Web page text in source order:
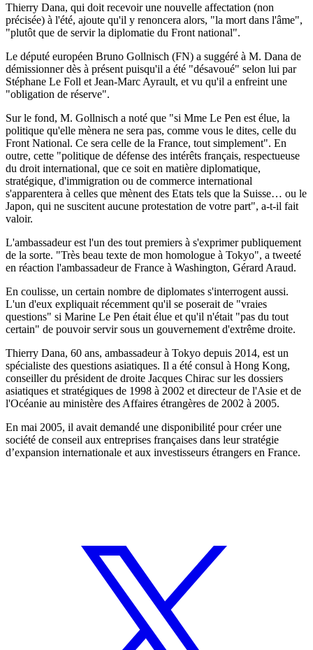
Thierry Dana, qui doit recevoir une nouvelle affectation (non
précisée) à l'été, ajoute qu'il y renoncera alors, "la mort dans l'âme",
"plutôt que de servir la diplomatie du Front national".
Le député européen Bruno Gollnisch (FN) a suggéré à M. Dana de
démissionner dès à présent puisqu'il a été "désavoué" selon lui par
Stéphane Le Foll et Jean-Marc Ayrault, et vu qu'il a enfreint une
"obligation de réserve".
Sur le fond, M. Gollnisch a noté que "si Mme Le Pen est élue, la
politique qu'elle mènera ne sera pas, comme vous le dites, celle du
Front National. Ce sera celle de la France, tout simplement". En
outre, cette "politique de défense des intérêts français, respectueuse
du droit international, que ce soit en matière diplomatique,
stratégique, d'immigration ou de commerce international
s'apparentera à celles que mènent des Etats tels que la Suisse… ou le
Japon, qui ne suscitent aucune protestation de votre part", a-t-il fait
valoir.
L'ambassadeur est l'un des tout premiers à s'exprimer publiquement
de la sorte. "Très beau texte de mon homologue à Tokyo", a tweeté
en réaction l'ambassadeur de France à Washington, Gérard Araud.
En coulisse, un certain nombre de diplomates s'interrogent aussi.
L'un d'eux expliquait récemment qu'il se poserait de "vraies
questions" si Marine Le Pen était élue et qu'il n'était "pas du tout
certain" de pouvoir servir sous un gouvernement d'extrême droite.
Thierry Dana, 60 ans, ambassadeur à Tokyo depuis 2014, est un
spécialiste des questions asiatiques. Il a été consul à Hong Kong,
conseiller du président de droite Jacques Chirac sur les dossiers
asiatiques et stratégiques de 1998 à 2002 et directeur de l'Asie et de
l'Océanie au ministère des Affaires étrangères de 2002 à 2005.
En mai 2005, il avait demandé une disponibilité pour créer une
société de conseil aux entreprises françaises dans leur stratégie
d’expansion internationale et aux investisseurs étrangers en France.